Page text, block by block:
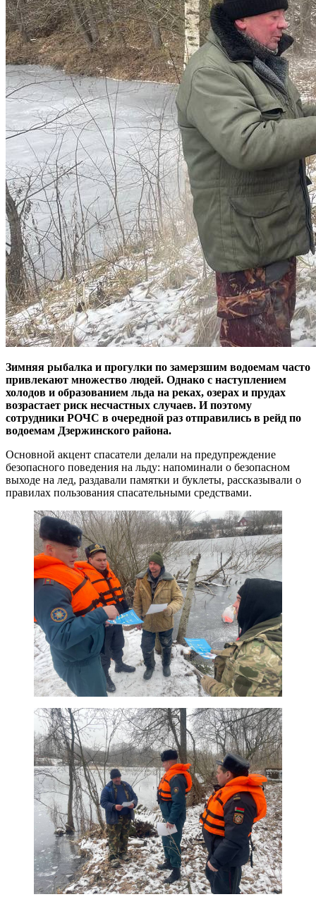
Зимняя рыбалка и прогулки по замерзшим водоемам часто
привлекают множество людей. Однако с наступлением
холодов и образованием льда на реках, озерах и прудах
возрастает риск несчастных случаев. И поэтому
сотрудники РОЧС в очередной раз отправились в рейд по
водоемам Дзержинского района.
Основной акцент спасатели делали на предупреждение
безопасного поведения на льду: напоминали о безопасном
выходе на лед, раздавали памятки и буклеты, рассказывали о
правилах пользования спасательными средствами.